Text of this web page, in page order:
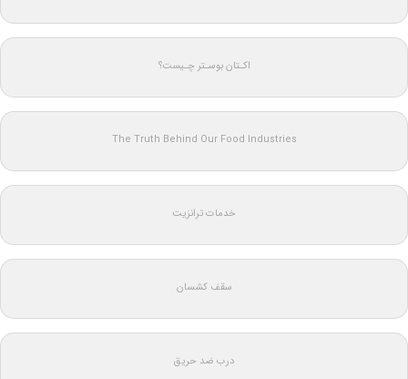
اکـتان بوسـتر چـیست؟
The Truth Behind Our Food Industries
خدمات ترانزیت
سقف کشسان
درب ضد حریق